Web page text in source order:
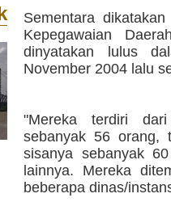
Sementara
Kepegawaian
dinyatakan lulus
November 2004 lalu
"Mereka terdiri
sebanyak 56 orang,
sisanya sebanyak
lainnya. Mereka
beberapa dinas/